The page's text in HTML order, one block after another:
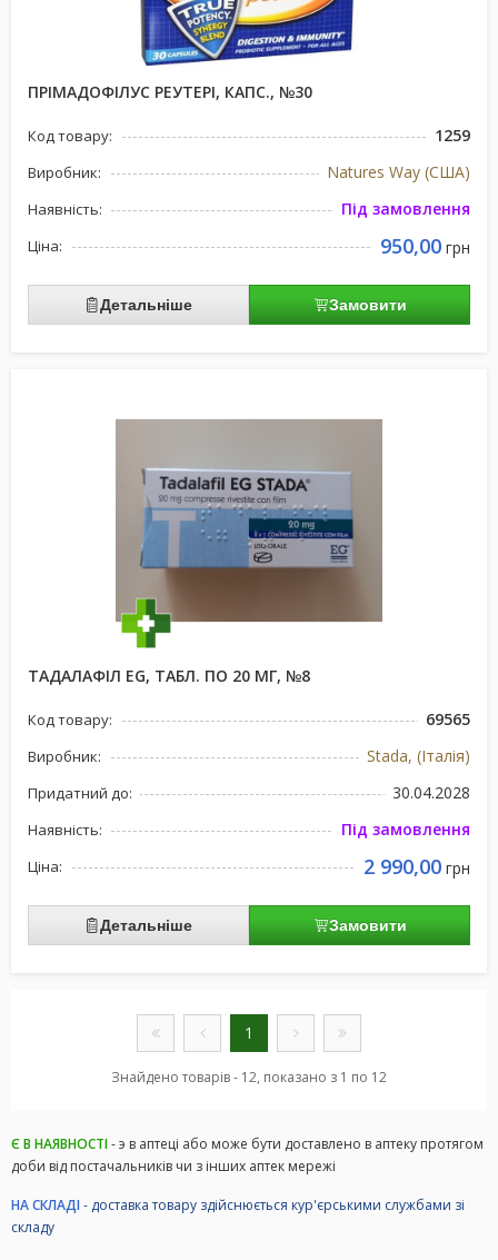
ПРІМАДОФІЛУС РЕУТЕРІ, КАПС., №30
Код товару: 1259
Виробник: Natures Way (США)
Наявність: Під замовлення
Ціна: 950,00 грн
Детальніше Замовити
ТАДАЛАФІЛ EG, ТАБЛ. ПО 20 МГ, №8
Код товару: 69565
Виробник: Stada, (Італія)
Придатний до: 30.04.2028
Наявність: Під замовлення
Ціна: 2 990,00 грн
Детальніше Замовити
1
Знайдено товарів - 12, показано з 1 по 12
Є В НАЯВНОСТІ- э в аптеці або може бути доставлено в аптеку протягом
доби від постачальників чи з інших аптек мережі
НА СКЛАДІ- доставка товару здійснюється кур'єрськими службами зі
складу